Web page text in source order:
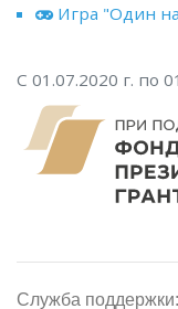
Игра "Один
С 01.07.2020 г. по
Служба поддержки: